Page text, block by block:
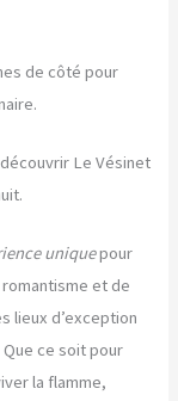
de côté pour
Le Vésinet
uniquepour
et de
lieux d’exception
ce soit pour
la flamme,